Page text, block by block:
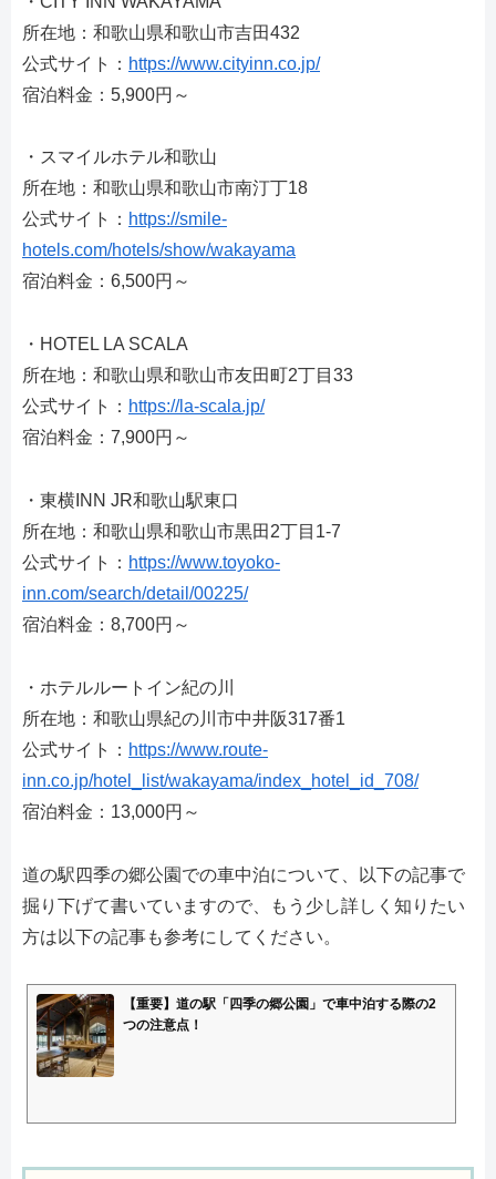
所在地：和歌山県和歌山市吉田432
公式サイト： https://www.cityinn.co.jp/
宿泊料金：5,900円～
・スマイルホテル和歌山
所在地：和歌山県和歌山市南汀丁18
公式サイト： https://smile-
hotels.com/hotels/show/wakayama
宿泊料金：6,500円～
・HOTEL LA SCALA
所在地：和歌山県和歌山市友田町2丁目33
公式サイト： https://la-scala.jp/
宿泊料金：7,900円～
・東横INN JR和歌山駅東口
所在地：和歌山県和歌山市黒田2丁目1-7
公式サイト： https://www.toyoko-
inn.com/search/detail/00225/
宿泊料金：8,700円～
・ホテルルートイン紀の川
所在地：和歌山県紀の川市中井阪317番1
公式サイト： https://www.route-
inn.co.jp/hotel_list/wakayama/index_hotel_id_708/
宿泊料金：13,000円～
道の駅四季の郷公園での車中泊について、以下の記事で
掘り下げて書いていますので、もう少し詳しく知りたい
方は以下の記事も参考にしてください。
【重要】道の駅「四季の郷公園」で車中泊する際の2
つの注意点！